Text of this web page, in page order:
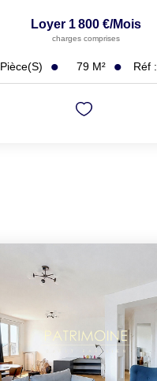
Loyer 1 800 €/mois
charges comprises
Pièce(s) 79 M² Réf :